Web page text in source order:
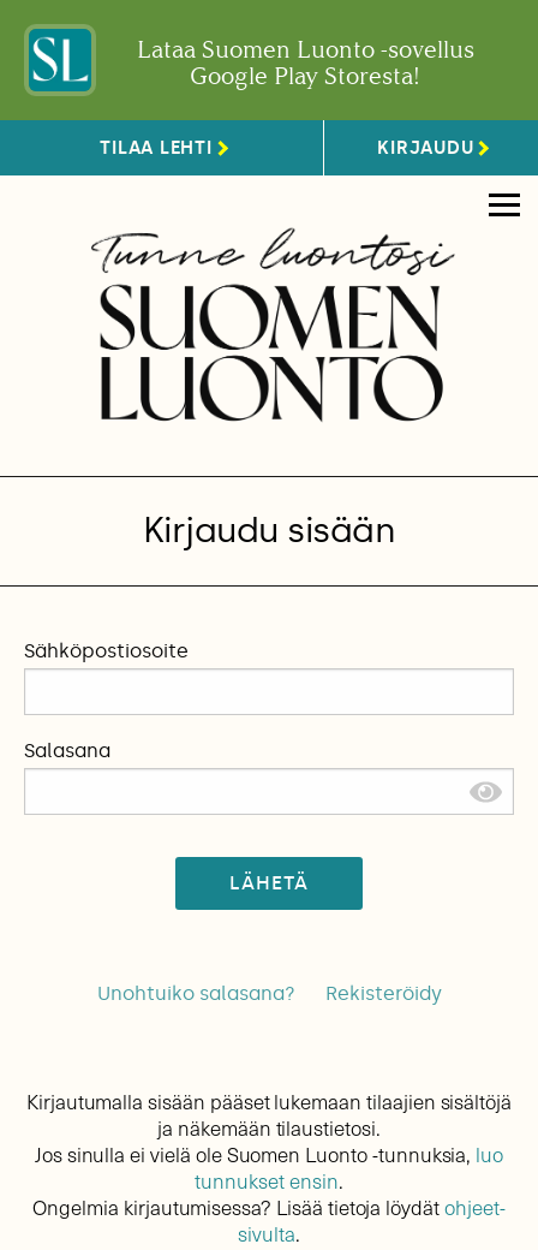
Lataa Suomen Luonto -sovellus
Google Play Storesta!
TILAA LEHTI KIRJAUDU
Kirjaudu sisään
Sähköpostiosoite
Salasana
LÄHETÄ
Unohtuiko salasana? Rekisteröidy
Kirjautumalla sisään pääset lukemaan tilaajien sisältöjä
ja näkemään tilaustietosi.
Jos sinulla ei vielä ole Suomen Luonto -tunnuksia, luo
tunnukset ensin.
Ongelmia kirjautumisessa? Lisää tietoja löydätohjeet-
sivulta.